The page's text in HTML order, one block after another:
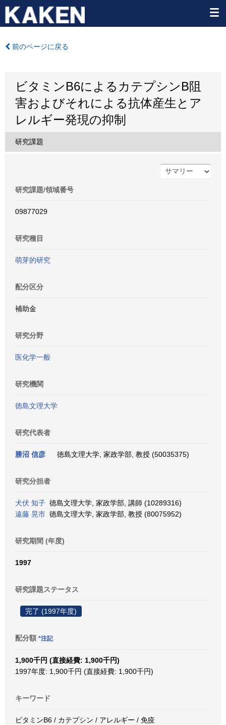
前のページに戻る
ビタミンB6によるカテプシンB阻
害およびそれによる抗体産生とア
レルギー発現の抑制
研究課題
研究課題/領域番号
09877029
研究種目
萌芽的研究
配分区分
補助金
研究分野
医化学一般
研究機関
徳島文理大学
研究代表者
勝沼 信彦 徳島文理大学, 家政学部, 教授 (50035375)
研究分担者
犬伏 知子 徳島文理大学, 家政学部, 講師 (10289316)
遠藤 晃市 徳島文理大学, 家政学部, 教授 (80075952)
研究期間 (年度)
1997
研究課題ステータス
完了 (1997年度)
配分額 *注記
1,900千円 (直接経費: 1,900千円)
1997年度: 1,900千円 (直接経費: 1,900千円)
キーワード
ビタミンB6 / カテプシン / アレルギー / 免疫